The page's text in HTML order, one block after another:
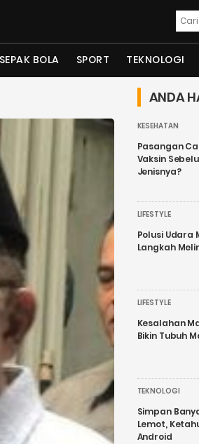
SEPAK BOLA SPORT TEKNOLOGI
ANDA
KESEHATAN
Pasangan
Vaksin
Jenisnya?
LIFESTYLE
Polusi Udara
Langkah
LIFESTYLE
Kesalahan
Bikin Tubuh
TEKNOLOGI
Simpan
Lemot,
Android